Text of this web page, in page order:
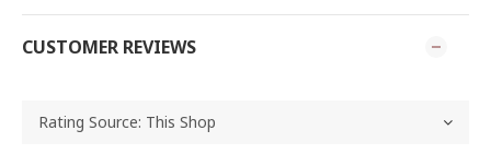
CUSTOMER REVIEWS